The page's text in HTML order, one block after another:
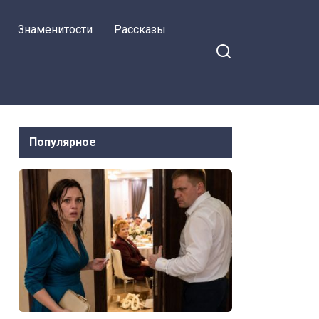
Знаменитости Рассказы
Популярное